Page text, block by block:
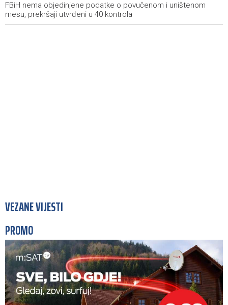
12:21 Izraelske snage izvode nova rušenja u južnom Libanu
FBiH nema objedinjene podatke o povučenom i uništenom
mesu, prekršaji utvrđeni u 40 kontrola
VEZANE VIJESTI
PROMO